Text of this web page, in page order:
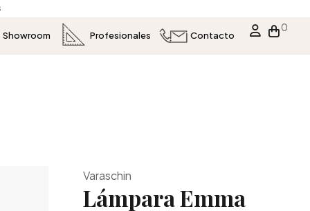
Showroom Profesionales Contacto
0
Varaschin
Lámpara Emma